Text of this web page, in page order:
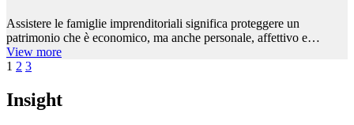
Assistere le famiglie imprenditoriali significa proteggere un
patrimonio che è economico, ma anche personale, affettivo e…
View more
1 2 3
Insight